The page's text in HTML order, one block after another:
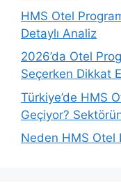
HMS Otel
Detaylı Analiz
2026’da Otel
Seçerken Dikkat
Türkiye’de HMS
Geçiyor?
Neden HMS Otel